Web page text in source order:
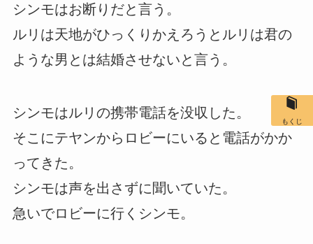
シンモはお断りだと言う。
ルリは天地がひっくりかえろうとルリは君の
ような男とは結婚させないと言う。
シンモはルリの携帯電話を没収した。
そこにテヤンからロビーにいると電話がかか
ってきた。
シンモは声を出さずに聞いていた。
急いでロビーに行くシンモ。
もくじ